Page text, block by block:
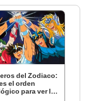
del Zodiaco:
el orden
para ver la